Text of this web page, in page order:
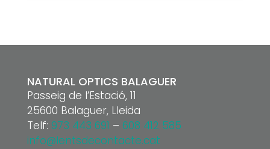
NATURAL OPTICS BALAGUER
Passeig de l’Estació, 11
25600 Balaguer, Lleida
Telf: 973 443 691 – 608 412 585
info@lentsdecontacte.cat